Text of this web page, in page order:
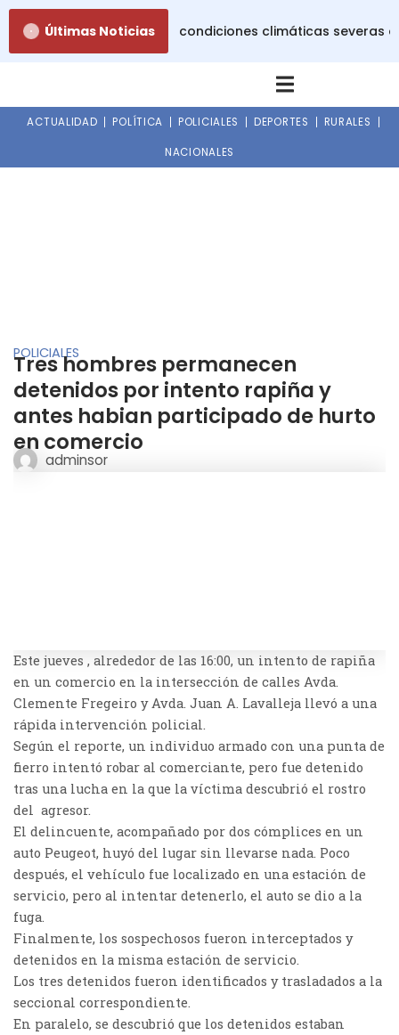
contenido
Últimas Noticias
emitió alerta roja por condiciones climáticas severas
ACTUALIDAD POLÍTICA POLICIALES DEPORTES RURALES
NACIONALES
POLICIALES
Tres hombres permanecen
detenidos por intento rapiña y
antes habian participado de hurto
en comercio
adminsor
Este jueves , alrededor de las 16:00, un intento de rapiña
en un comercio en la intersección de calles Avda.
Clemente Fregeiro y Avda. Juan A. Lavalleja llevó a una
rápida intervención policial.
Según el reporte, un individuo armado con una punta de
fierro intentó robar al comerciante, pero fue detenido
tras una lucha en la que la víctima descubrió el rostro
del agresor.
El delincuente, acompañado por dos cómplices en un
auto Peugeot, huyó del lugar sin llevarse nada. Poco
después, el vehículo fue localizado en una estación de
servicio, pero al intentar detenerlo, el auto se dio a la
fuga.
Finalmente, los sospechosos fueron interceptados y
detenidos en la misma estación de servicio.
Los tres detenidos fueron identificados y trasladados a la
seccional correspondiente.
En paralelo, se descubrió que los detenidos estaban